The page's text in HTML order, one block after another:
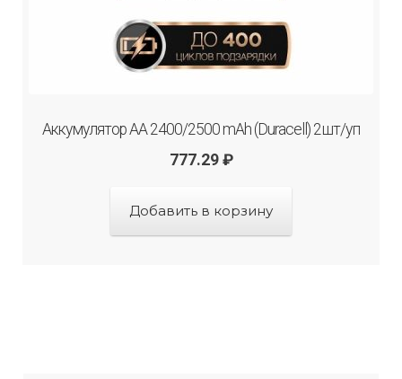
Аккумулятор АА 2400/2500 mAh (Duraсell) 2шт/уп
777.29 ₽
Добавить в корзину